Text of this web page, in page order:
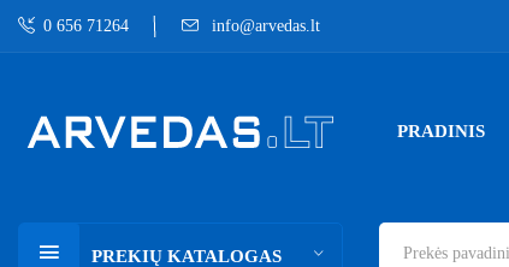
0 656 71264 info@arvedas.lt
PRADINIS
PREKIŲ KATALOGAS